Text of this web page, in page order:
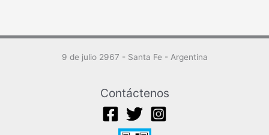
9 de julio 2967 - Santa Fe - Argentina
Contáctenos